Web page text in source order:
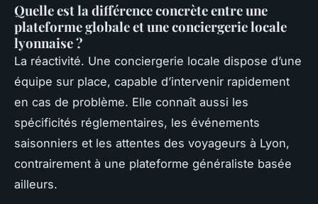
Quelle est la différence concrète entre une
plateforme globale et une conciergerie locale
lyonnaise ?
La réactivité. Une conciergerie locale dispose d’une
équipe sur place, capable d’intervenir rapidement
en cas de problème. Elle connaît aussi les
spécificités réglementaires, les événements
saisonniers et les attentes des voyageurs à Lyon,
contrairement à une plateforme généraliste basée
ailleurs.